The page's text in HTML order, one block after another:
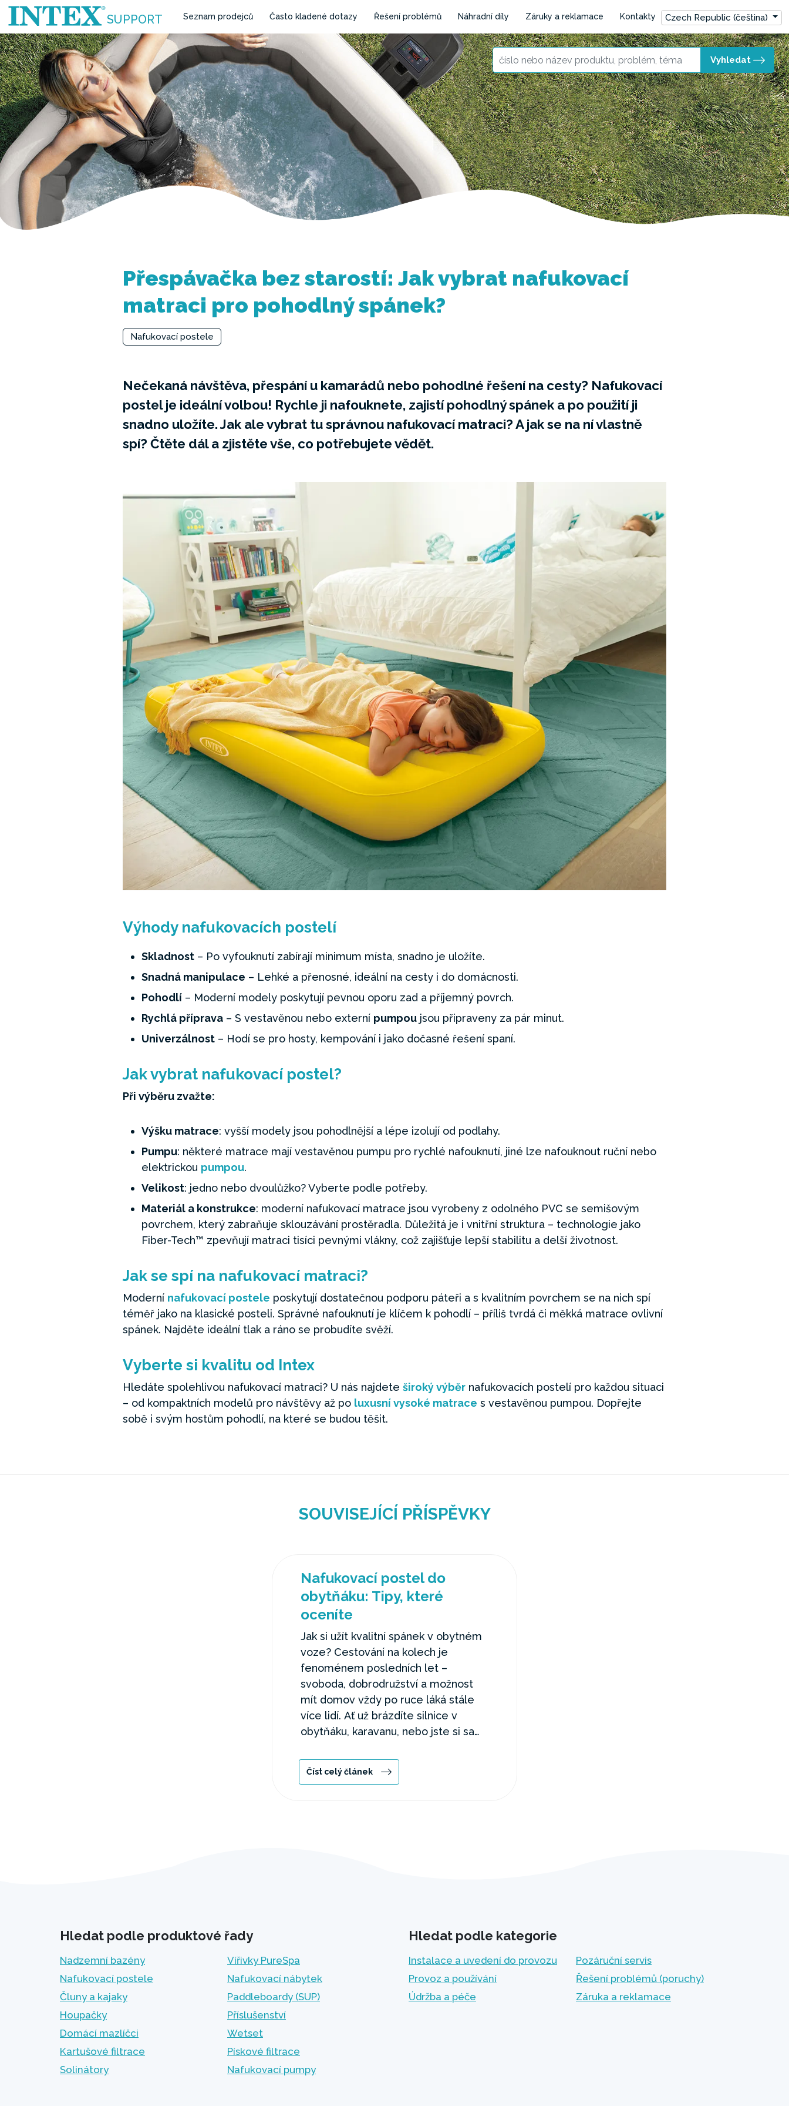
SUPPORT Seznam prodejců Často kladené dotazy Řešení problémů Náhradní díly Záruky a reklamace Kontakty Czech Republic (čeština)
Vyhledat
Přespávačka bez starostí: Jak vybrat nafukovací
matraci pro pohodlný spánek?
Nafukovací postele
Nečekaná návštěva, přespání u kamarádů nebo pohodlné řešení na cesty? Nafukovací
postel je ideální volbou! Rychle ji nafouknete, zajistí pohodlný spánek a po použití ji
snadno uložíte. Jak ale vybrat tu správnou nafukovací matraci? A jak se na ní vlastně
spí? Čtěte dál a zjistěte vše, co potřebujete vědět.
Výhody nafukovacích postelí
Skladnost – Po vyfouknutí zabírají minimum místa, snadno je uložíte.
Snadná manipulace – Lehké a přenosné, ideální na cesty i do domácnosti.
Pohodlí – Moderní modely poskytují pevnou oporu zad a příjemný povrch.
Rychlá příprava – S vestavěnou nebo externí pumpou jsou připraveny za pár minut.
Univerzálnost – Hodí se pro hosty, kempování i jako dočasné řešení spaní.
Jak vybrat nafukovací postel?
Při výběru zvažte:
Výšku matrace: vyšší modely jsou pohodlnější a lépe izolují od podlahy.
Pumpu: některé matrace mají vestavěnou pumpu pro rychlé nafouknutí, jiné lze nafouknout ruční nebo
elektrickou pumpou.
Velikost: jedno nebo dvoulůžko? Vyberte podle potřeby.
Materiál a konstrukce: moderní nafukovací matrace jsou vyrobeny z odolného PVC se semišovým
povrchem, který zabraňuje sklouzávání prostěradla. Důležitá je i vnitřní struktura – technologie jako
Fiber-Tech™ zpevňují matraci tisíci pevnými vlákny, což zajišťuje lepší stabilitu a delší životnost.
Jak se spí na nafukovací matraci?
Moderní nafukovací postele poskytují dostatečnou podporu páteři a s kvalitním povrchem se na nich spí
téměř jako na klasické posteli. Správné nafouknutí je klíčem k pohodlí – příliš tvrdá či měkká matrace ovlivní
spánek. Najděte ideální tlak a ráno se probudíte svěží.
Vyberte si kvalitu od Intex
Hledáte spolehlivou nafukovací matraci? U nás najdete široký výběr nafukovacích postelí pro každou situaci
– od kompaktních modelů pro návštěvy až po luxusní vysoké matrace s vestavěnou pumpou. Dopřejte
sobě i svým hostům pohodlí, na které se budou těšit.
SOUVISEJÍCÍ PŘÍSPĚVKY
Nafukovací postel do
obytňáku: Tipy, které
oceníte
Jak si užít kvalitní spánek v obytném
voze? Cestování na kolech je
fenoménem posledních let –
svoboda, dobrodružství a možnost
mít domov vždy po ruce láká stále
více lidí. Ať už brázdíte silnice v
obytňáku, karavanu, nebo jste si sami
pohodlný spánek je základ.
Nafukovací matrace vám umožní
Číst celý článek
Hledat podle produktové řady
Nadzemní bazény
Vířivky PureSpa
Nafukovací postele
Nafukovací nábytek
Čluny a kajaky
Paddleboardy (SUP)
Houpačky
Příslušenství
Domácí mazlíčci
Wetset
Kartušové filtrace
Pískové filtrace
Solinátory
Nafukovací pumpy
Hledat podle kategorie
Instalace a uvedení do provozu
Pozáruční servis
Provoz a používání
Řešení problémů (poruchy)
Údržba a péče
Záruka a reklamace